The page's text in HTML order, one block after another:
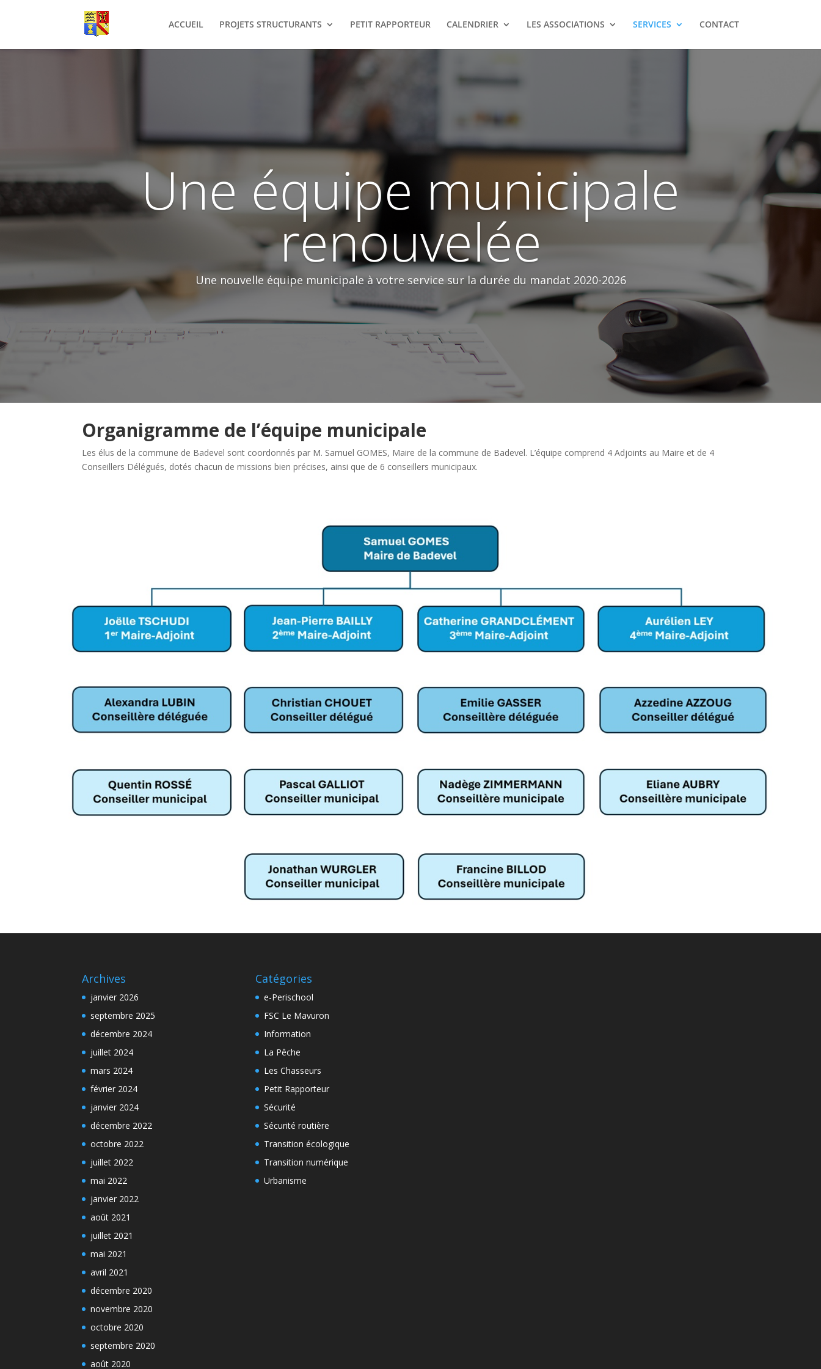
ACCUEIL PROJETS STRUCTURANTS PETIT RAPPORTEUR CALENDRIER LES ASSOCIATIONS SERVICES CONTACT
Une équipe municipale
renouvelée
Une nouvelle équipe municipale à votre service sur la durée du mandat 2020-2026
Organigramme de l’équipe municipale
Les élus de la commune de Badevel sont coordonnés par M. Samuel GOMES, Maire de la commune de Badevel. L’équipe comprend 4 Adjoints au Maire et de 4
Conseillers Délégués, dotés chacun de missions bien précises, ainsi que de 6 conseillers municipaux.
Archives
janvier 2026
septembre 2025
décembre 2024
juillet 2024
mars 2024
février 2024
janvier 2024
décembre 2022
octobre 2022
juillet 2022
mai 2022
janvier 2022
août 2021
juillet 2021
mai 2021
avril 2021
décembre 2020
novembre 2020
octobre 2020
septembre 2020
août 2020
Catégories
e-Perischool
FSC Le Mavuron
Information
La Pêche
Les Chasseurs
Petit Rapporteur
Sécurité
Sécurité routière
Transition écologique
Transition numérique
Urbanisme